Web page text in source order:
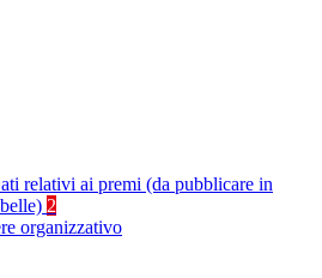
relativi ai premi (da pubblicare in
2
organizzativo